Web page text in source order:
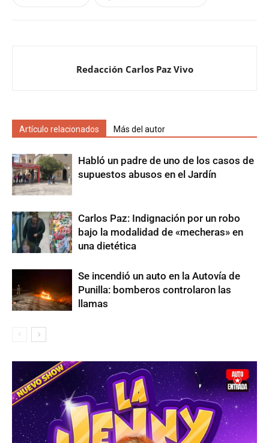
Redacción Carlos Paz Vivo
Artículo relacionados Más del autor
Habló un padre de uno de los casos de
supuestos abusos en el Jardín
Carlos Paz: Indignación por un robo
bajo la modalidad de «mecheras» en
una dietética
Se incendió un auto en la Autovía de
Punilla: bomberos controlaron las
llamas